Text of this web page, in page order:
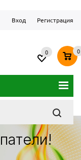
Вход Регистрация
0 0